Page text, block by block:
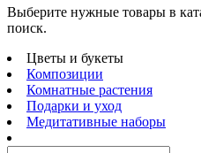
Выберите нужные товары в
поиск.
Цветы и букеты
Композиции
Комнатные растения
Подарки и уход
Медитативные наборы